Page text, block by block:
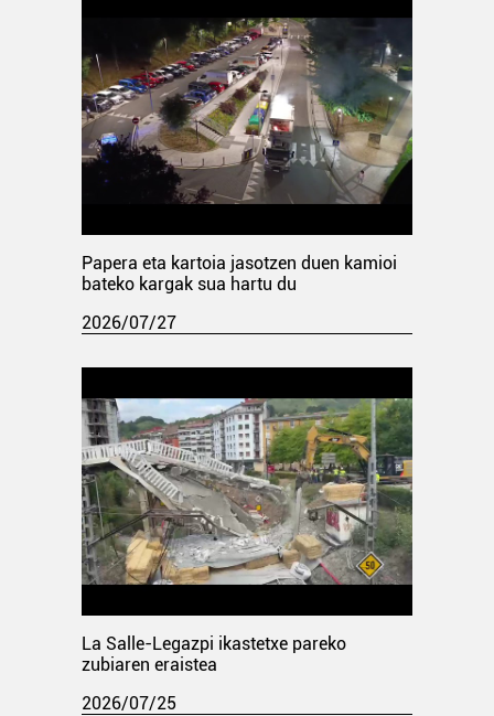
Papera eta kartoia jasotzen duen kamioi
bateko kargak sua hartu du
2026/07/27
La Salle-Legazpi ikastetxe pareko
zubiaren eraistea
2026/07/25